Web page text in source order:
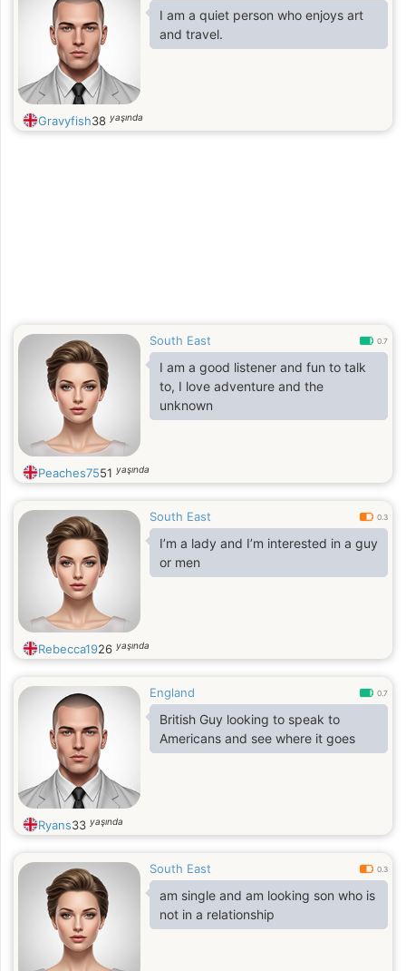
including, reading, watching movies,
theatre, travelling, music. I'm easy
going and I get along with most
I am a quiet person who enjoys art
and travel.
Gravyfish38 yaşında
South East 0.7
I am a good listener and fun to talk
to, I love adventure and the
unknown
Peaches7551 yaşında
South East 0.3
I’m a lady and I’m interested in a guy
or men
Rebecca1926 yaşında
England 0.7
British Guy looking to speak to
Americans and see where it goes
Ryans33 yaşında
South East 0.3
am single and am looking son who is
not in a relationship